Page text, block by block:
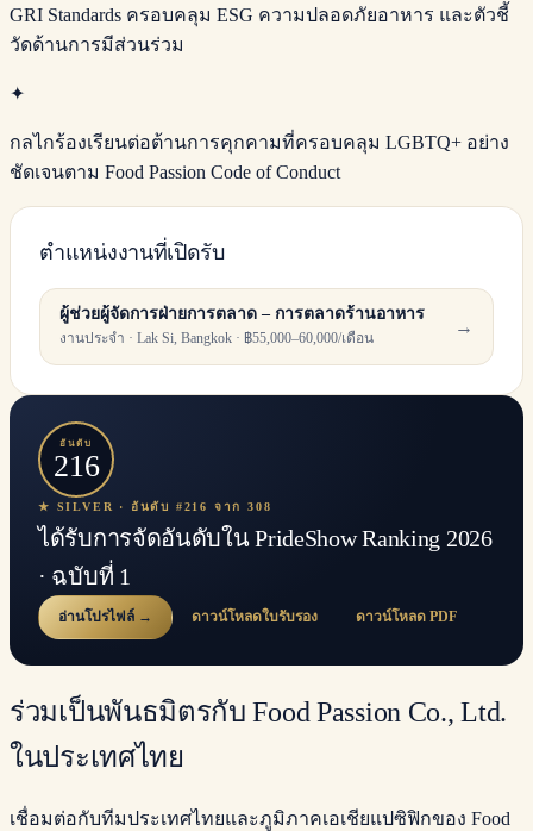
GRI Standards ครอบคลุม ESG ความปลอดภัยอาหาร และตัวชี้
วัดด้านการมีส่วนร่วม
✦
กลไกร้องเรียนต่อต้านการคุกคามที่ครอบคลุม LGBTQ+ อย่าง
ชัดเจนตาม Food Passion Code of Conduct
ตำแหน่งงานที่เปิดรับ
ผู้ช่วยผู้จัดการฝ่ายการตลาด – การตลาดร้านอาหาร
งานประจำ · Lak Si, Bangkok · ฿55,000–60,000/เดือน
→
อันดับ
216
★ SILVER · อันดับ #216 จาก 308
ได้รับการจัดอันดับใน PrideShow Ranking 2026
· ฉบับที่ 1
อ่านโปรไฟล์ → ดาวน์โหลดใบรับรอง ดาวน์โหลด PDF
ร่วมเป็นพันธมิตรกับ Food Passion Co., Ltd.
ในประเทศไทย
เชื่อมต่อกับทีมประเทศไทยและภูมิภาคเอเชียแปซิฟิกของ Food